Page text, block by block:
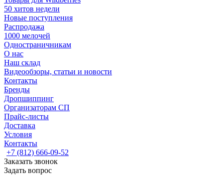
50 хитов недели
Новые поступления
Распродажа
1000 мелочей
Одностраничникам
О нас
Наш склад
Видеообзоры, статьи и новости
Контакты
Бренды
Дропшиппинг
Организаторам СП
Прайс-листы
Доставка
Условия
Контакты
+7 (812) 666-09-52
Заказать звонок
Задать вопрос